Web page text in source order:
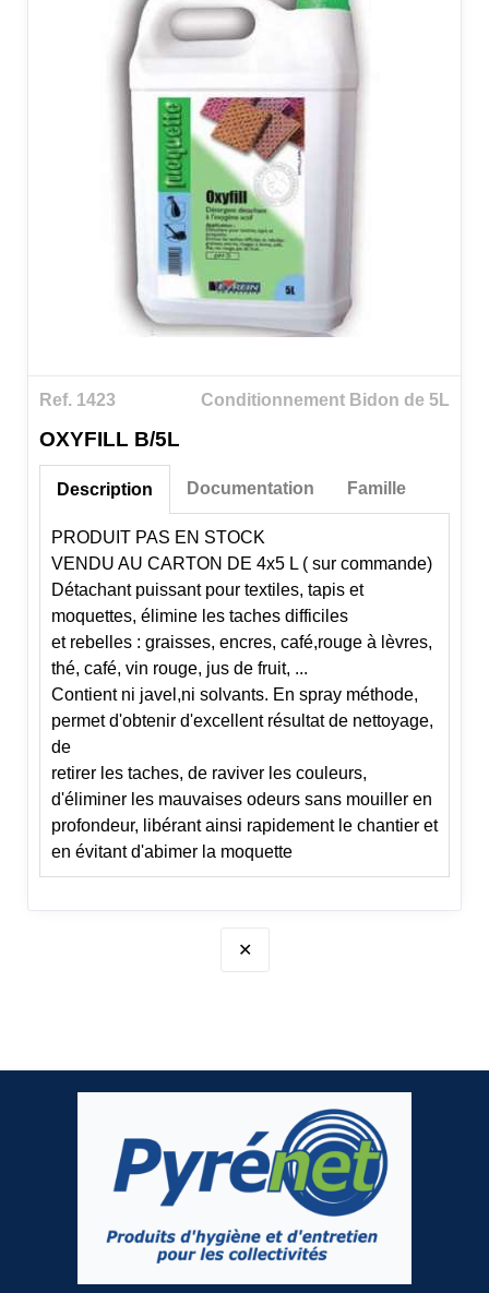
Ref. 1423 Conditionnement Bidon de 5L
OXYFILL B/5L
Description
PRODUIT PAS EN STOCK
VENDU AU CARTON DE 4x5 L ( sur commande)
Détachant puissant pour textiles, tapis et
moquettes, élimine les taches difficiles
et rebelles : graisses, encres, café,rouge à lèvres,
thé, café, vin rouge, jus de fruit, ...
Contient ni javel,ni solvants. En spray méthode,
permet d'obtenir d'excellent résultat de nettoyage,
de
retirer les taches, de raviver les couleurs,
d'éliminer les mauvaises odeurs sans mouiller en
profondeur, libérant ainsi rapidement le chantier et
en évitant d'abimer la moquette
Documentation Famille
✕